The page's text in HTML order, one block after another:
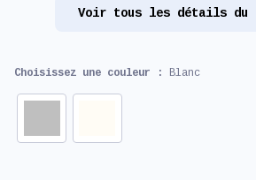
Voir tous les détails du
Choisissez une couleur : Blanc